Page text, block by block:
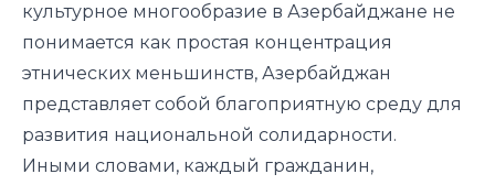
культурное многообразие в Азербайджане не
понимается как простая концентрация
этнических меньшинств, Азербайджан
представляет собой благоприятную среду для
развития национальной солидарности.
Иными словами, каждый гражданин,